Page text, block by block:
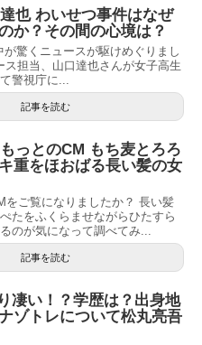
也 わいせつ事件はなぜ
か？その間の心境は？
が驚くニュースが駆けめぐりまし
ス担当、山口達也さんが女子高生
警視庁に...
記事を読む
っとのCM もち麦とろろ
重をほおばる長い髪の女
をご覧になりましたか？ 長い髪
たをふくらませながらひたすら
のが気になって調べてみ...
記事を読む
凄い！？学歴は？出身地
ゾトレについて松丸亮吾